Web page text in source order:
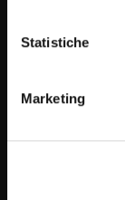
Statistiche
Marketing